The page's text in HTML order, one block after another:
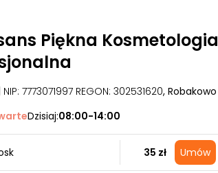
Piękna Kosmetologia
| NIP: 7773071997 REGON: 302531620, Robakowo
Dzisiaj:08:00-14:00
35 zł Umów